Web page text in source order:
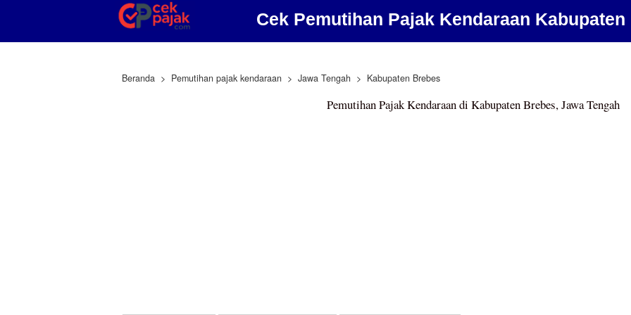
Cek Pemutihan Pajak Kendaraan Kabupaten
Beranda Pemutihan pajak kendaraan Jawa Tengah Kabupaten Brebes
Pemutihan Pajak Kendaraan di Kabupaten Brebes, Jawa Tengah